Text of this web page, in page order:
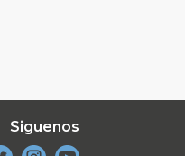
Siguenos